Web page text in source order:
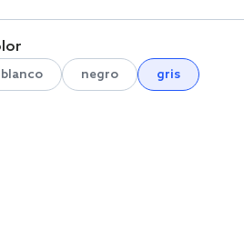
blanco negro gris